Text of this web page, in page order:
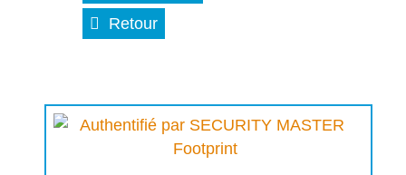
Retour